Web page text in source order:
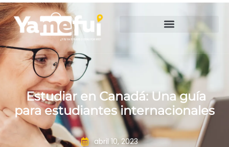
Estudiar en Canadá: Una guía
para estudiantes internacionales
abril 10, 2023